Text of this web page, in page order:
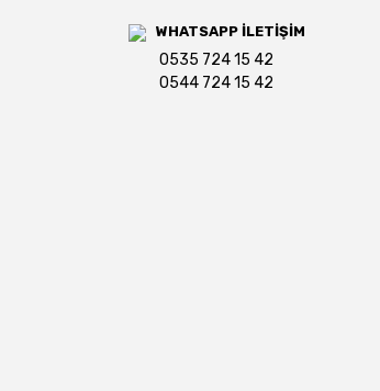
WHATSAPP İLETİŞİM
0535 724 15 42
0544 724 15 42